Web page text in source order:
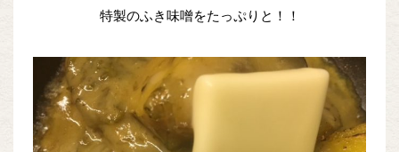
特製のふき味噌をたっぷりと！！